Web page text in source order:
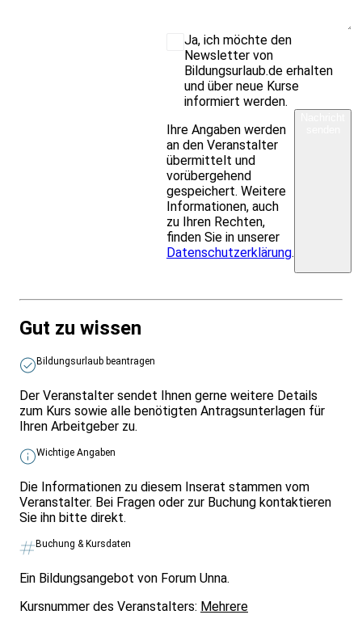
Ja, ich möchte den
Newsletter von
Bildungsurlaub.de erhalten
und über neue Kurse
informiert werden.
Ihre Angaben werden
an den Veranstalter
übermittelt und
vorübergehend
gespeichert. Weitere
Informationen, auch
zu Ihren Rechten,
finden Sie in unserer
Datenschutzerklärung.
Gut zu wissen
Bildungsurlaub beantragen
Der Veranstalter sendet Ihnen gerne weitere Details
zum Kurs sowie alle benötigten Antragsunterlagen für
Ihren Arbeitgeber zu.
Wichtige Angaben
Die Informationen zu diesem Inserat stammen vom
Veranstalter. Bei Fragen oder zur Buchung kontaktieren
Sie ihn bitte direkt.
Buchung & Kursdaten
Ein Bildungsangebot von Forum Unna.
Kursnummer des Veranstalters: Mehrere